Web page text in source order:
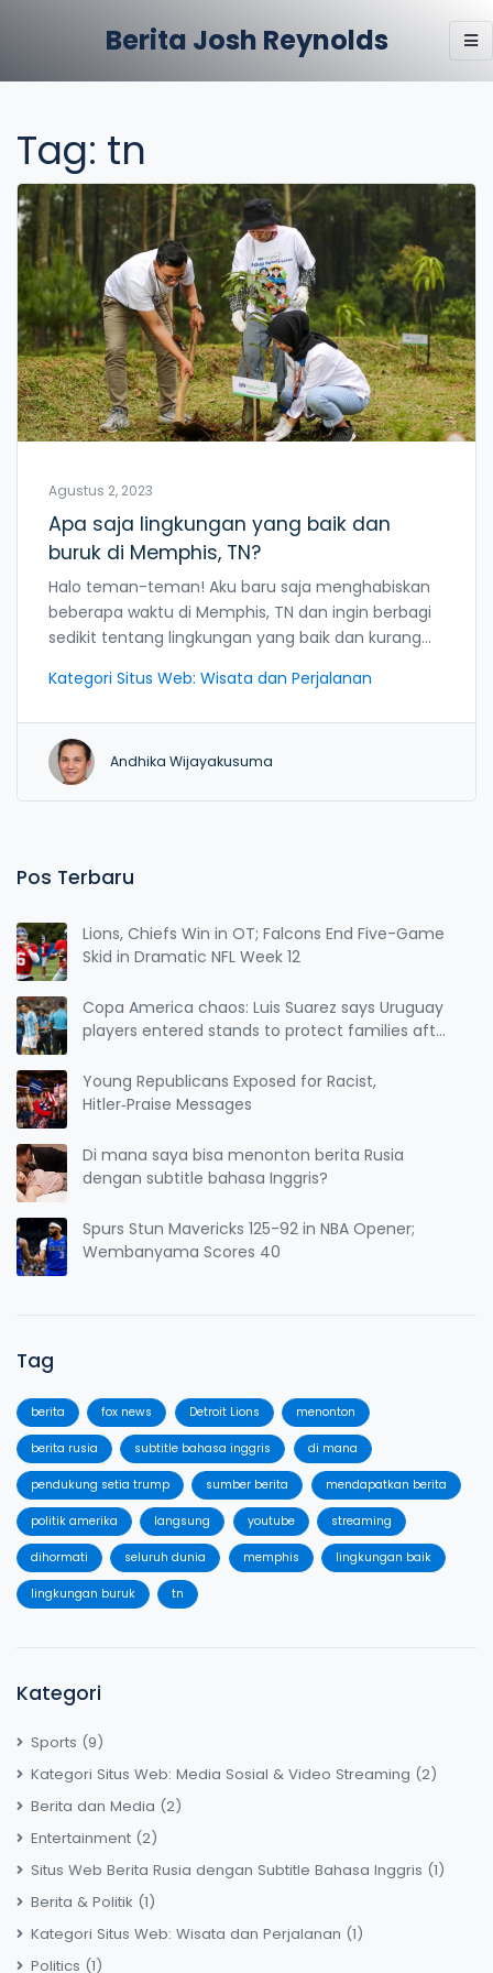
Berita Josh Reynolds
Tag: tn
Agustus 2, 2023
Apa saja lingkungan yang baik dan
buruk di Memphis, TN?
Halo teman-teman! Aku baru saja menghabiskan
beberapa waktu di Memphis, TN dan ingin berbagi
sedikit tentang lingkungan yang baik dan kurang
Memphis memiliki banyak taman indah untuk kita
lidah kamu menari, dan tentu saja, musik Blues
yang bisa buat hati kamu bergetar. Tapi, jangan
lupa juga bahwa Memphis memiliki beberapa
memiliki sisi terang dan gelapnya, bukan? Jadi,
mari kita nikmati Memphis dengan semua yang
Kategori Situs Web: Wisata dan Perjalanan
Andhika Wijayakusuma
Pos Terbaru
Lions, Chiefs Win in OT; Falcons End Five-Game
Skid in Dramatic NFL Week 12
Copa America chaos: Luis Suarez says Uruguay
players entered stands to protect families after
Young Republicans Exposed for Racist,
Hitler‑Praise Messages
Di mana saya bisa menonton berita Rusia
dengan subtitle bahasa Inggris?
Spurs Stun Mavericks 125-92 in NBA Opener;
Wembanyama Scores 40
Tag
berita fox news Detroit Lions menonton
berita rusia subtitle bahasa inggris di mana
pendukung setia trump sumber berita mendapatkan berita
politik amerika langsung youtube streaming
dihormati seluruh dunia memphis lingkungan baik
lingkungan buruk tn
Kategori
Sports (9)
Kategori Situs Web: Media Sosial & Video Streaming (2)
Berita dan Media (2)
Entertainment (2)
Situs Web Berita Rusia dengan Subtitle Bahasa Inggris (1)
Berita & Politik (1)
Kategori Situs Web: Wisata dan Perjalanan (1)
Politics (1)